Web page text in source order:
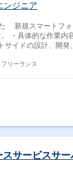
ンジニア
新規スマートフォ
・具体的な作業内
サイドの設計、開
化 ‐各種効率化の
リーランス
スサービスサ